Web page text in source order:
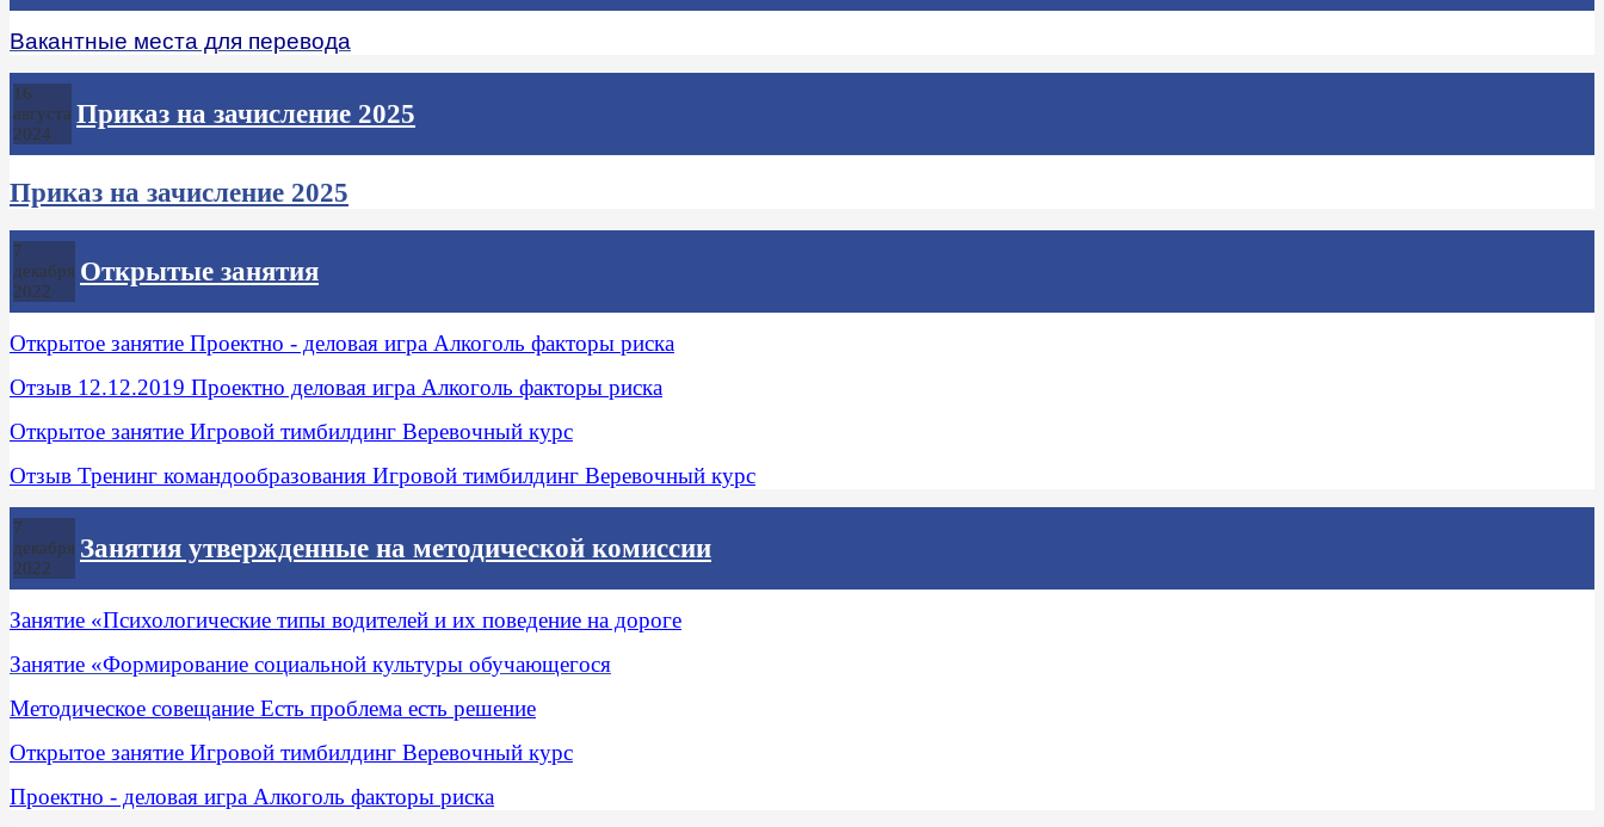
Вакантные места для перевода
16
августа
2024
Приказ на зачисление 2025
Приказ на зачисление 2025
7
декабря
2022
Открытые занятия
Открытое занятие Проектно - деловая игра Алкоголь факторы риска
Отзыв 12.12.2019 Проектно деловая игра Алкоголь факторы риска
Открытое занятие Игровой тимбилдинг Веревочный курс
Отзыв Тренинг командообразования Игровой тимбилдинг Веревочный курс
7
декабря
2022
Занятия утвержденные на методической комиссии
Занятие «Психологические типы водителей и их поведение на дороге
Занятие «Формирование социальной культуры обучающегося
Методическое совещание Есть проблема есть решение
Открытое занятие Игровой тимбилдинг Веревочный курс
Проектно - деловая игра Алкоголь факторы риска